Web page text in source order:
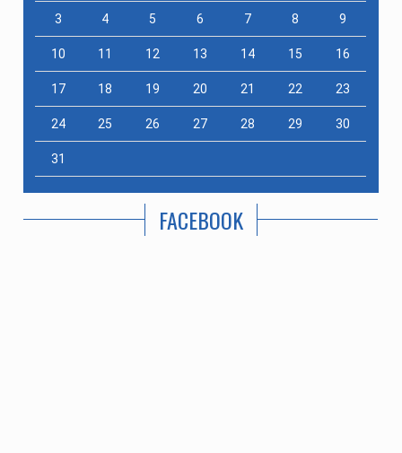
3 4 5 6 7 8 9
10 11 12 13 14 15 16
17 18 19 20 21 22 23
24 25 26 27 28 29 30
31
FACEBOOK